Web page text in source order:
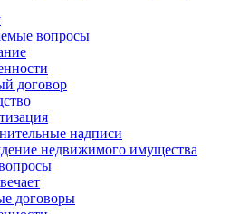
вопросы
договор
надписи
недвижимого имущества
договоры